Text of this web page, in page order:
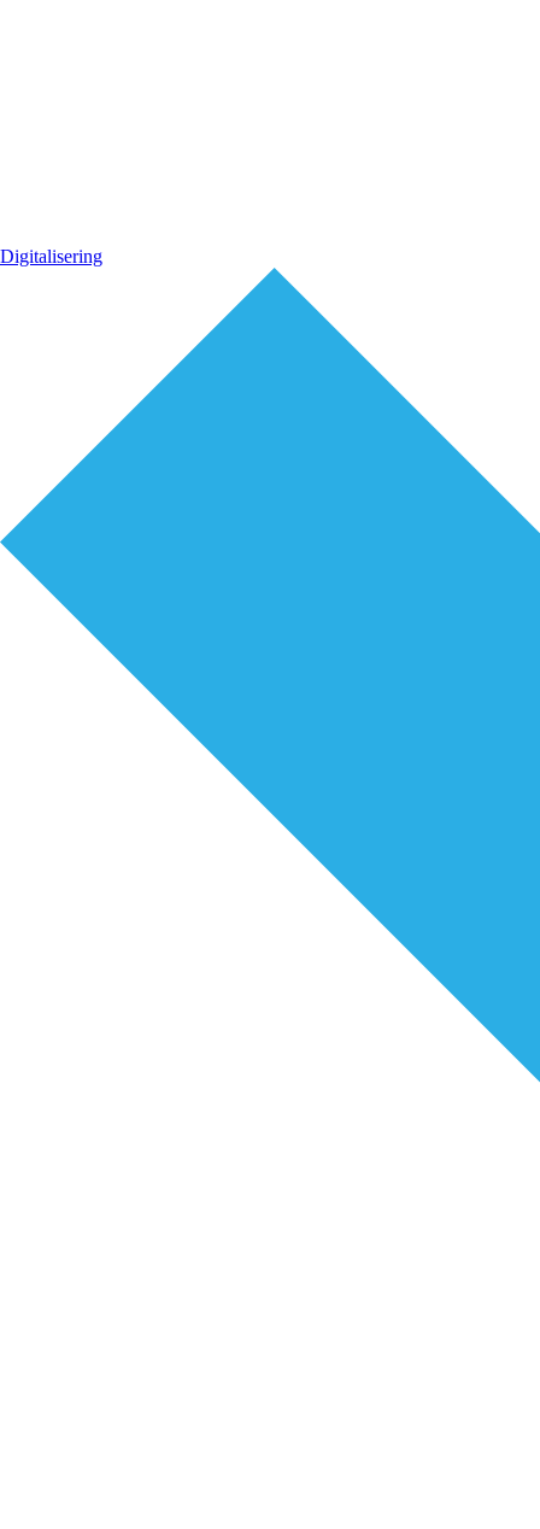
Digitalisering